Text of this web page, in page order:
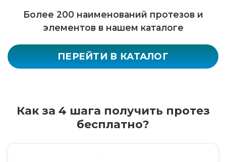
Более 200 наименований протезов и
элементов в нашем каталоге
ПЕРЕЙТИ В КАТАЛОГ
Как за 4 шага получить протез
бесплатно?